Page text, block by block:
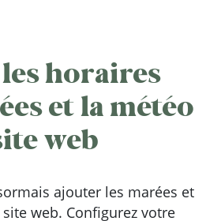
horaires
et la météo
web
ajouter les marées et
web. Configurez votre